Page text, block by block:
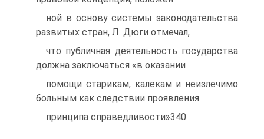
ной в основу системы законодательства
развитых стран, Л. Дюги отмечал,
что публичная деятельность государства
должна заключаться «в оказании
помощи старикам, калекам и неизлечимо
больным как следствии проявления
принципа справедливости»340.